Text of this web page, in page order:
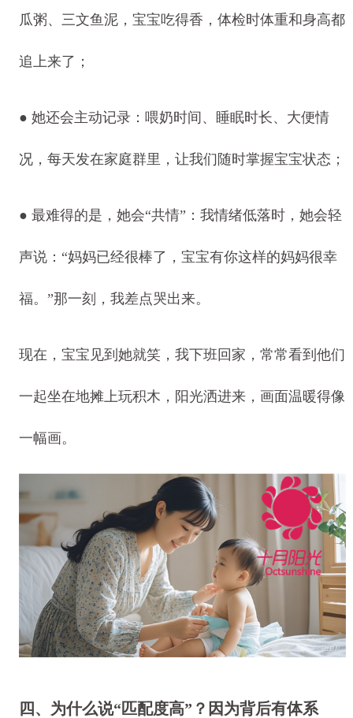
瓜粥、三文鱼泥，宝宝吃得香，体检时体重和身高都
追上来了；
● 她还会主动记录：喂奶时间、睡眠时长、大便情
况，每天发在家庭群里，让我们随时掌握宝宝状态；
● 最难得的是，她会“共情”：我情绪低落时，她会轻
声说：“妈妈已经很棒了，宝宝有你这样的妈妈很幸
福。”那一刻，我差点哭出来。
现在，宝宝见到她就笑，我下班回家，常常看到他们
一起坐在地摊上玩积木，阳光洒进来，画面温暖得像
一幅画。
四、为什么说“匹配度高”？因为背后有体系